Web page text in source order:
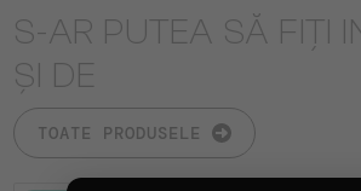
S-AR PUTEA SĂ FIȚI
ȘI DE
TOATE PRODUSELE